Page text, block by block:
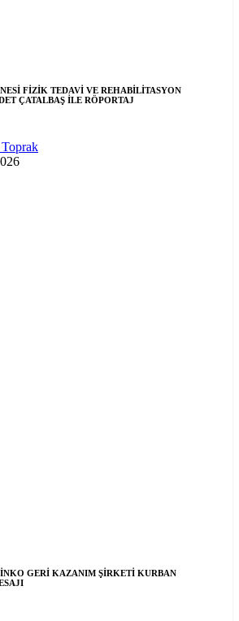
FİZİK TEDAVİ VE REHABİLİTASYON
ÇATALBAŞ İLE RÖPORTAJ
GERİ KAZANIM ŞİRKETİ KURBAN